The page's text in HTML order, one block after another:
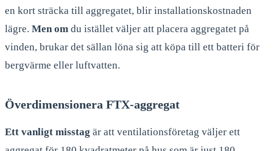
en kort sträcka till aggregatet, blir installationskostnaden
lägre. Men om du istället väljer att placera aggregatet på
vinden, brukar det sällan löna sig att köpa till ett batteri för
bergvärme eller luftvatten.
Överdimensionera FTX-aggregat
Ett vanligt misstag är att ventilationsföretag väljer ett